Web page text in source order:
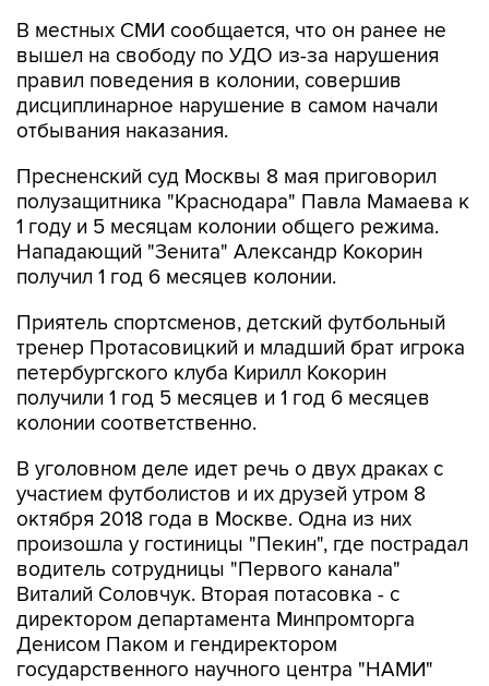
В местных СМИ сообщается, что он ранее не
вышел на свободу по УДО из-за нарушения
правил поведения в колонии, совершив
дисциплинарное нарушение в самом начали
отбывания наказания.
Пресненский суд Москвы 8 мая приговорил
полузащитника "Краснодара" Павла Мамаева к
1 году и 5 месяцам колонии общего режима.
Нападающий "Зенита" Александр Кокорин
получил 1 год 6 месяцев колонии.
Приятель спортсменов, детский футбольный
тренер Протасовицкий и младший брат игрока
петербургского клуба Кирилл Кокорин
получили 1 год 5 месяцев и 1 год 6 месяцев
колонии соответственно.
В уголовном деле идет речь о двух драках с
участием футболистов и их друзей утром 8
октября 2018 года в Москве. Одна из них
произошла у гостиницы "Пекин", где пострадал
водитель сотрудницы "Первого канала"
Виталий Соловчук. Вторая потасовка - с
директором департамента Минпромторга
Денисом Паком и гендиректором
государственного научного центра "НАМИ"